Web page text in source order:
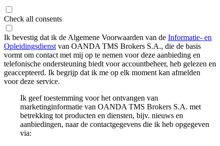
Check all consents
Ik bevestig dat ik de Algemene Voorwaarden van de Informatie- en
Opleidingsdienst van OANDA TMS Brokers S.A., die de basis
vormt om contact met mij op te nemen voor deze aanbieding en
telefonische ondersteuning biedt voor accountbeheer, heb gelezen en
geaccepteerd. Ik begrijp dat ik me op elk moment kan afmelden
voor deze service.
Ik geef toestemming voor het ontvangen van
marketinginformatie van OANDA TMS Brokers S.A. met
betrekking tot producten en diensten, bijv. nieuws en
aanbiedingen, naar de contactgegevens die ik heb opgegeven
via: